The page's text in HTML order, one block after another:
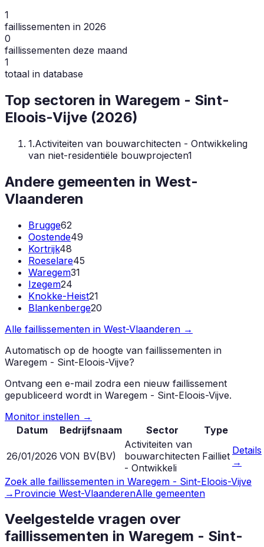
1
faillissementen in 2026
0
faillissementen deze maand
1
totaal in database
Top sectoren in Waregem - Sint-
Eloois-Vijve (2026)
1.Activiteiten van bouwarchitecten - Ontwikkeling
van niet-residentiële bouwprojecten1
Andere gemeenten in West-
Vlaanderen
Brugge62
Oostende49
Kortrijk48
Roeselare45
Waregem31
Izegem24
Knokke-Heist21
Blankenberge20
Alle faillissementen in West-Vlaanderen →
Automatisch op de hoogte van faillissementen in
Waregem - Sint-Eloois-Vijve?
Ontvang een e-mail zodra een nieuw faillissement
gepubliceerd wordt in Waregem - Sint-Eloois-Vijve.
Monitor instellen →
Datum
Bedrijfsnaam Sector Type
26/01/2026 VON BV(BV)
Activiteiten van
bouwarchitecten
- Ontwikkeli
Failliet Details
→
Zoek alle faillissementen in Waregem - Sint-Eloois-Vijve
→ Provincie West-VlaanderenAlle gemeenten
Veelgestelde vragen over
faillissementen in Waregem - Sint-